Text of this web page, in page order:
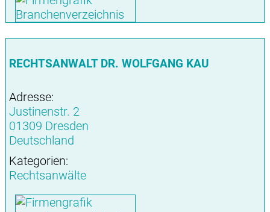
RECHTSANWALT DR. WOLFGANG KAU
Adresse:
Justinenstr. 2
01309 Dresden
Deutschland
Kategorien:
Rechtsanwälte